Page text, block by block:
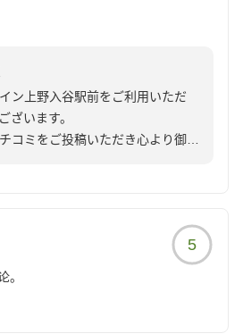
しょうか・・・。
と思いました。
らから
ン上野入谷駅前をご利用いただ
ざいます。
コミをご投稿いただき心より御礼
ました。
につきましても貴重なご意見をあ
ご提供できるよう、今後の改善の
5
。